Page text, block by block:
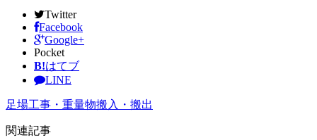
Twitter
Facebook
Google+
Pocket
B!はてブ
LINE
足場工事・重量物搬入・搬出
関連記事